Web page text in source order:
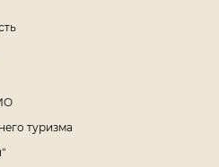
туризма